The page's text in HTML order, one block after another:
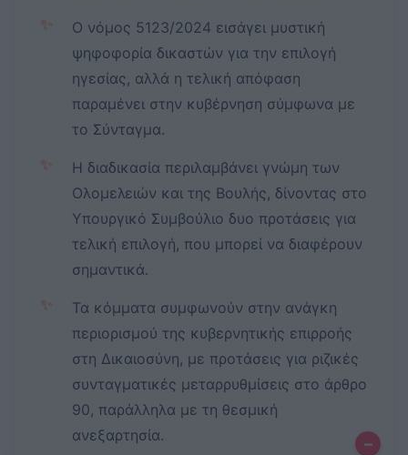
✨
Ο νόμος 5123/2024 εισάγει μυστική
ψηφοφορία δικαστών για την επιλογή
ηγεσίας, αλλά η τελική απόφαση
παραμένει στην κυβέρνηση σύμφωνα με
το Σύνταγμα.
✨
Η διαδικασία περιλαμβάνει γνώμη των
Ολομελειών και της Βουλής, δίνοντας στο
Υπουργικό Συμβούλιο δυο προτάσεις για
τελική επιλογή, που μπορεί να διαφέρουν
σημαντικά.
✨
Τα κόμματα συμφωνούν στην ανάγκη
περιορισμού της κυβερνητικής επιρροής
στη Δικαιοσύνη, με προτάσεις για ριζικές
συνταγματικές μεταρρυθμίσεις στο άρθρο
90, παράλληλα με τη θεσμική
ανεξαρτησία.
–